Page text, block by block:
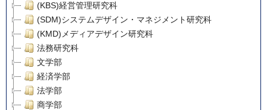
(KBS)経営管理研究科
(SDM)システムデザイン・マネジメント研究科
(KMD)メディアデザイン研究科
法務研究科
文学部
経済学部
法学部
商学部